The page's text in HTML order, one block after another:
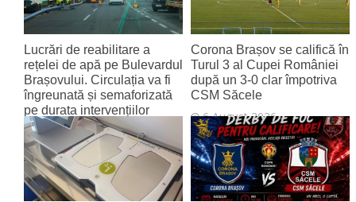
Lucrări de reabilitare a
rețelei de apă pe Bulevardul
Brașovului. Circulația va fi
îngreunată și semaforizată
pe durata intervențiilor
6 August 2026
Corona Brașov se califică în
Turul 3 al Cupei României
după un 3-0 clar împotriva
CSM Săcele
6 August 2026